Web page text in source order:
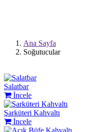
Ana Sayfa
Soğutucular
Salatbar
İncele
Şarküteri Kahvaltı
İncele